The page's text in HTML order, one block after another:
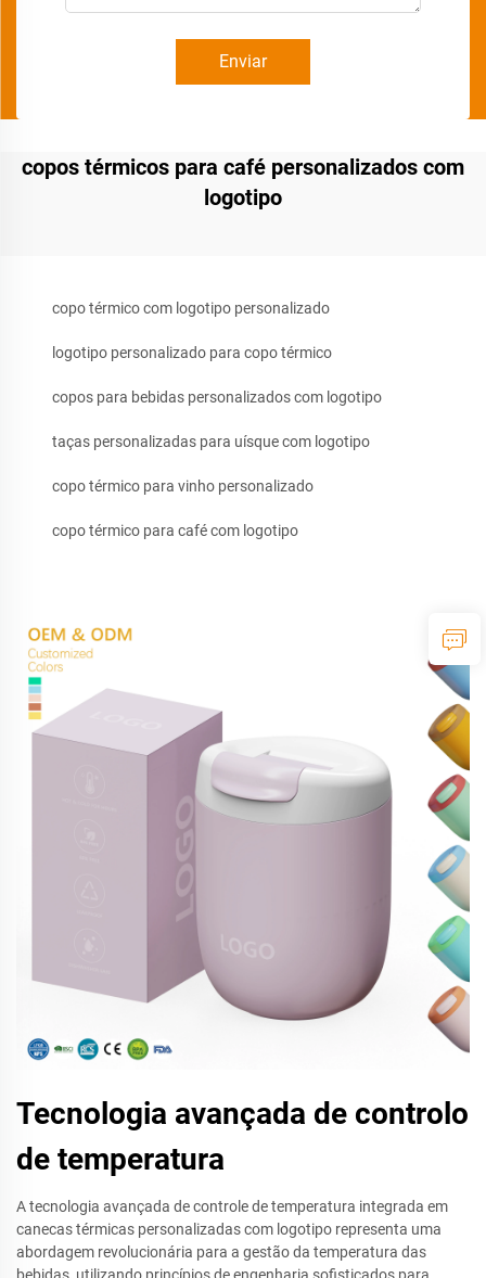
Enviar
copos térmicos para café personalizados com
logotipo
copo térmico com logotipo personalizado
logotipo personalizado para copo térmico
copos para bebidas personalizados com logotipo
taças personalizadas para uísque com logotipo
copo térmico para vinho personalizado
copo térmico para café com logotipo
Tecnologia avançada de controlo
de temperatura
A tecnologia avançada de controle de temperatura integrada em
canecas térmicas personalizadas com logotipo representa uma
abordagem revolucionária para a gestão da temperatura das